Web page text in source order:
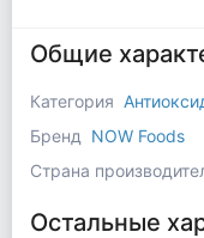
Общие
Категория
Бренд
NOW Foods
Страна
Остальные